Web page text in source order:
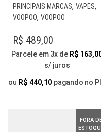
PRINCIPAIS MARCAS, VAPES,
VOOPOO, VOOPOO
R$ 489,00
Parcele em 3x de R$
s/ juros
ou R$ 440,10 pagando no
FORA